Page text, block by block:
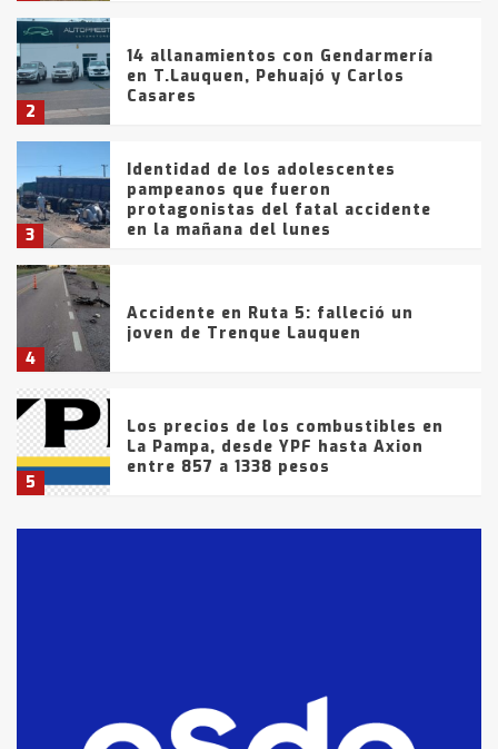
2
14 allanamientos con Gendarmería
en T.Lauquen, Pehuajó y Carlos
Casares
3
Identidad de los adolescentes
pampeanos que fueron
protagonistas del fatal accidente
en la mañana del lunes
4
Accidente en Ruta 5: falleció un
joven de Trenque Lauquen
5
Los precios de los combustibles en
La Pampa, desde YPF hasta Axion
entre 857 a 1338 pesos
fueron detenidos por
comercialización de drogas en la
tarde del sábado